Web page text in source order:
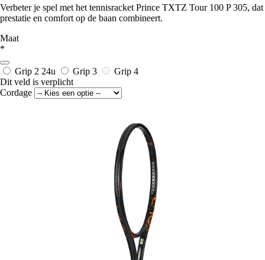
Verbeter je spel met het tennisracket Prince TXTZ Tour 100 P 305, dat
prestatie en comfort op de baan combineert.
Maat
*
Grip 2 24u Grip 3
Grip 4
Dit veld is verplicht
Cordage